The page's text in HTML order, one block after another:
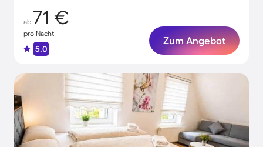
ab 71 €
pro Nacht
5.0
Zum Angebot